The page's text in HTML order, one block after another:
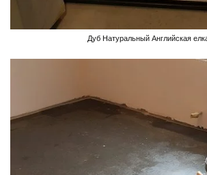
Дуб Натуральный Английская